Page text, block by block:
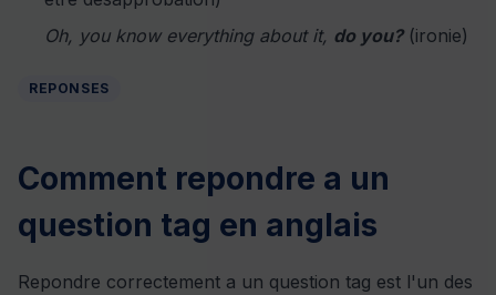
Oh, you know everything about it, do you?(ironie)
REPONSES
Comment repondre a un
question tag en anglais
Repondre correctement a un question tag est l'un des